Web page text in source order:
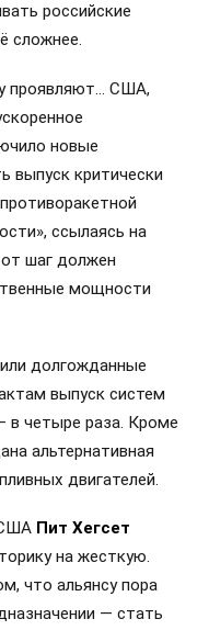
российские
сложнее.
проявляют… США,
новые
выпуск критически
ссылаясь на
шаг должен
мощности
долгожданные
выпуск систем
в четыре раза. Кроме
альтернативная
двигателей.
Пит Хегсет
на жесткую.
что альянсу пора
— стать